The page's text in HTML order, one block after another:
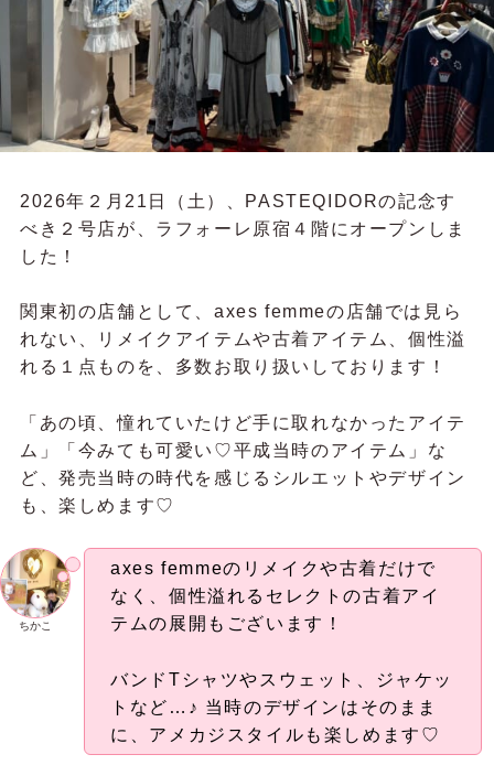
2026年２月21日（土）、PASTEQIDORの記念す
べき２号店が、ラフォーレ原宿４階にオープンしま
した！
関東初の店舗として、axes femmeの店舗では見ら
れない、リメイクアイテムや古着アイテム、個性溢
れる１点ものを、多数お取り扱いしております！
「あの頃、憧れていたけど手に取れなかったアイテ
ム」「今みても可愛い♡平成当時のアイテム」な
ど、発売当時の時代を感じるシルエットやデザイン
も、楽しめます♡
ちかこ
axes femmeのリメイクや古着だけで
なく、個性溢れるセレクトの古着アイ
テムの展開もございます！
バンドTシャツやスウェット、ジャケッ
トなど…♪ 当時のデザインはそのまま
に、アメカジスタイルも楽しめます♡